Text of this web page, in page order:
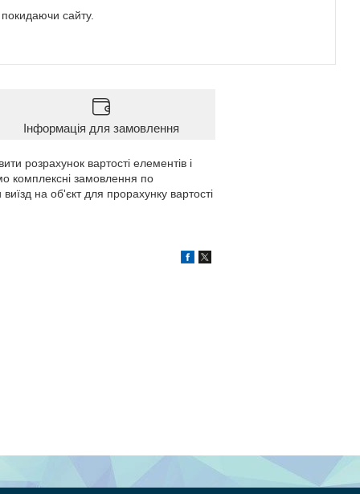
сайту.
Інформація для замовлення
розрахунок вартості елементів і
комплексні замовлення по
на об'єкт для прорахунку вартості